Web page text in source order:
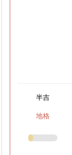
半吉
地格